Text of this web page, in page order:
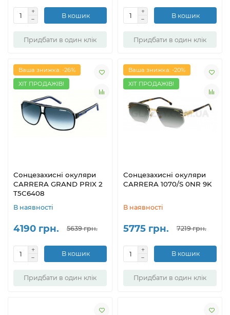
В кошик
Придбати в один клік
В кошик
Придбати в один клік
Ваша знижка: -26%
ХІТ ПРОДАЖІВ!
Сонцезахисні окуляри
CARRERA GRAND PRIX 2
T5C6408
В наявності
4190 грн. 5639 грн.
В кошик
Придбати в один клік
Ваша знижка: -20%
ХІТ ПРОДАЖІВ!
Сонцезахисні окуляри
CARRERA 1070/S 0NR 9K
В наявності
5775 грн. 7219 грн.
В кошик
Придбати в один клік